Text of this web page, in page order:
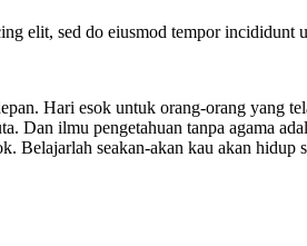
elit, sed do eiusmod tempor incididunt
Hari esok untuk orang-orang yang
Dan ilmu pengetahuan tanpa agama
Belajarlah seakan-akan kau akan hidup